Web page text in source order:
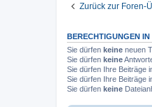
Zurück zur Foren-
BERECHTIGUNGEN IN
Sie dürfen keine neuen
Sie dürfen keine
Sie dürfen Ihre Beiträge
Sie dürfen Ihre Beiträge
Sie dürfen keine